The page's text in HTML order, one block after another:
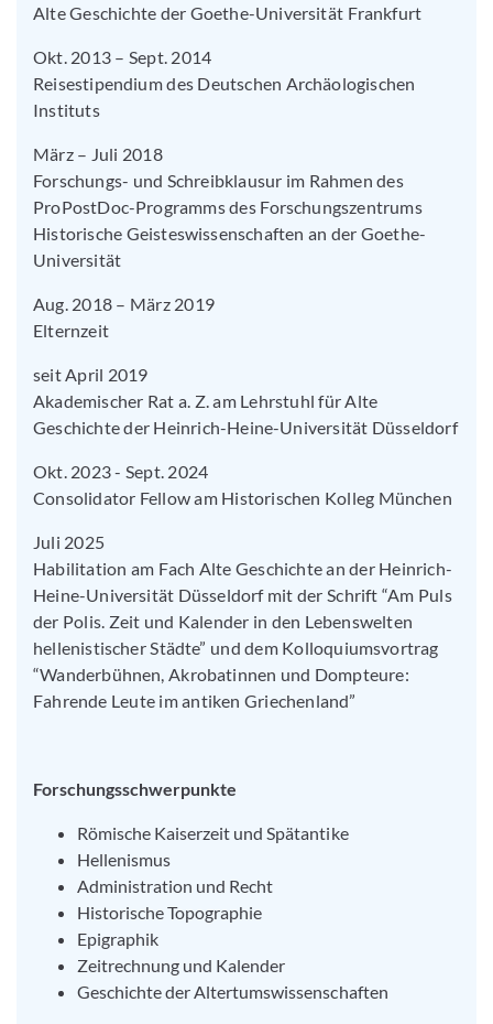
Alte Geschichte der Goethe-Universität Frankfurt
Okt. 2013 – Sept. 2014
Reisestipendium des Deutschen Archäologischen
Instituts
März – Juli 2018
Forschungs- und Schreibklausur im Rahmen des
ProPostDoc-Programms des Forschungszentrums
Historische Geisteswissenschaften an der Goethe-
Universität
Aug. 2018 – März 2019
Elternzeit
seit April 2019
Akademischer Rat a. Z. am Lehrstuhl für Alte
Geschichte der Heinrich-Heine-Universität Düsseldorf
Okt. 2023 - Sept. 2024
Consolidator Fellow am Historischen Kolleg München
Juli 2025
Habilitation am Fach Alte Geschichte an der Heinrich-
Heine-Universität Düsseldorf mit der Schrift “Am Puls
der Polis. Zeit und Kalender in den Lebenswelten
hellenistischer Städte” und dem Kolloquiumsvortrag
“Wanderbühnen, Akrobatinnen und Dompteure:
Fahrende Leute im antiken Griechenland”
Forschungsschwerpunkte
Römische Kaiserzeit und Spätantike
Hellenismus
Administration und Recht
Historische Topographie
Epigraphik
Zeitrechnung und Kalender
Geschichte der Altertumswissenschaften